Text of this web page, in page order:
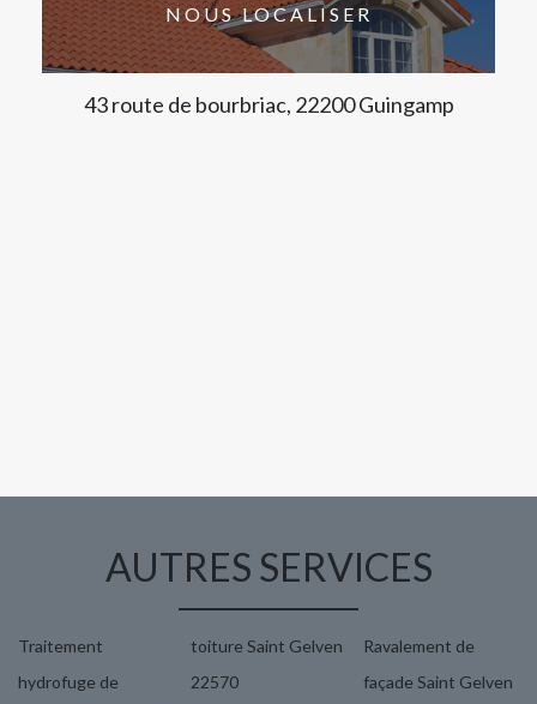
NOUS LOCALISER
43 route de bourbriac, 22200 Guingamp
AUTRES SERVICES
Traitement
hydrofuge de
toiture Saint Gelven
22570
Ravalement de
façade Saint Gelven